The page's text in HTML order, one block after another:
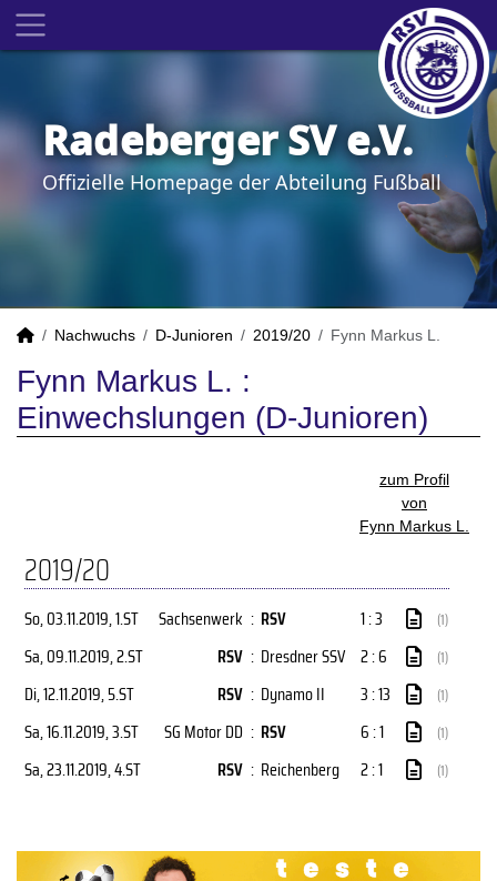
Radeberger SV e.V.
Offizielle Homepage der Abteilung Fußball
Nachwuchs D-Junioren 2019/20 Fynn Markus L.
Fynn Markus L. :
Einwechslungen (D-Junioren)
zum Profil
von
Fynn Markus L.
2019/20
So, 03.11.2019, 1.ST Sachsenwerk : RSV 1 : 3 (1)
Sa, 09.11.2019, 2.ST RSV : Dresdner SSV 2 : 6 (1)
Di, 12.11.2019, 5.ST RSV : Dynamo II 3 : 13 (1)
Sa, 16.11.2019, 3.ST SG Motor DD : RSV 6 : 1 (1)
Sa, 23.11.2019, 4.ST RSV : Reichenberg 2 : 1 (1)